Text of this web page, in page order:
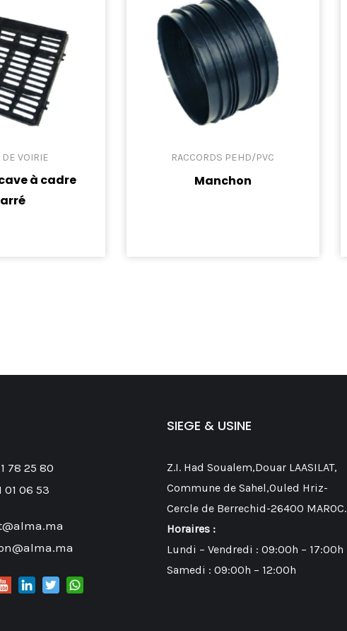
DE VOIRIE
à cadre
RACCORDS PEHD/PVC
Manchon
78 25 80
01 06 53
SIEGE & USINE
Z.I. Had Soualem,Douar LAASILAT,
Commune de Sahel,Ouled Hriz-
Cercle de Berrechid-26400 MAROC.
Horaires :
Lundi – Vendredi : 09:00h – 17:00h
Samedi : 09:00h – 12:00h